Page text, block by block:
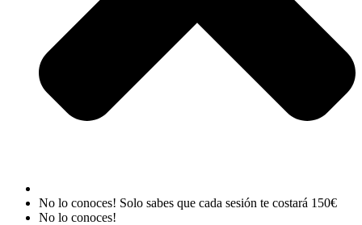
No lo conoces! Solo sabes que cada sesión te costará 150€
No lo conoces!